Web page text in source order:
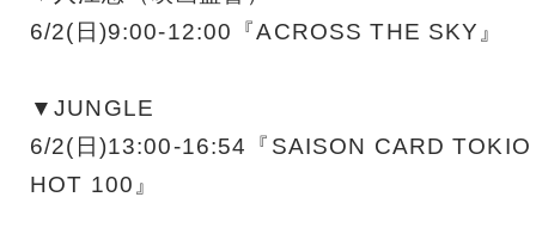
6/2(日)9:00-12:00『ACROSS THE SKY』
▼JUNGLE
6/2(日)13:00-16:54『SAISON CARD TOKIO
HOT 100』